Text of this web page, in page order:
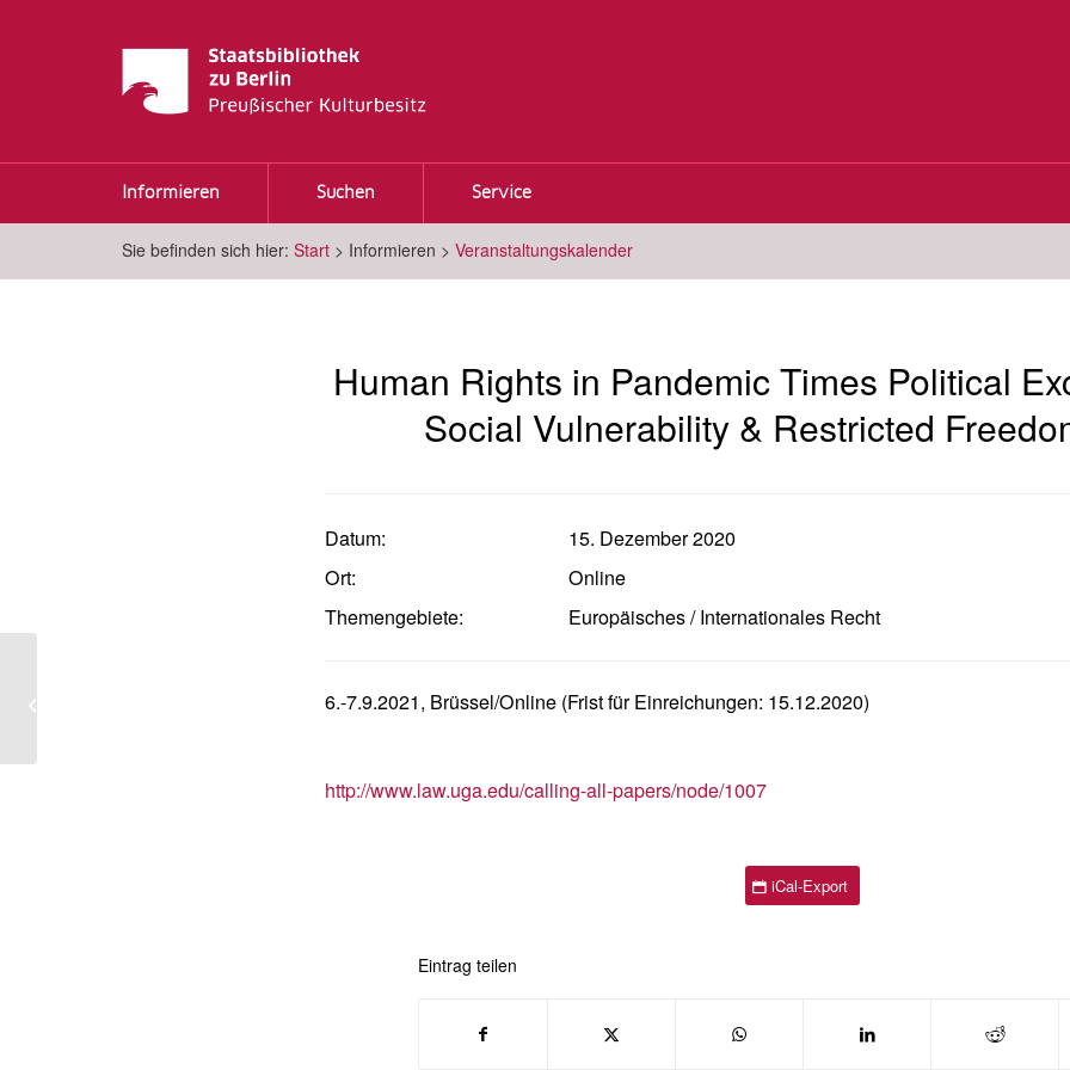
Informieren Suchen Service
Sie befinden sich hier: Start > Informieren > Veranstaltungskalender
Human Rights in Pandemic Times Political
Social Vulnerability & Restricted
Datum:
15. Dezember 2020
Ort:
Online
Themengebiete:
Europäisches / Internationales Recht
6.-7.9.2021, Brüssel/Online (Frist für Einreichungen: 15.12.2020)
http://www.law.uga.edu/calling-all-papers/node/1007
iCal-Export
Eintrag teilen